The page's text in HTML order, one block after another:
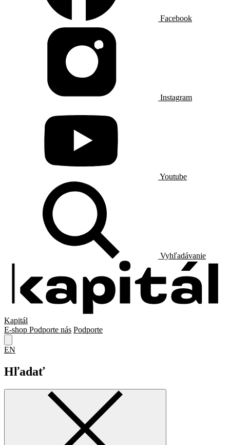
Facebook
Instagram
Youtube
Vyhľadávanie
Kapitál
E-shop Podporte nás Podporte
EN
Hľadať